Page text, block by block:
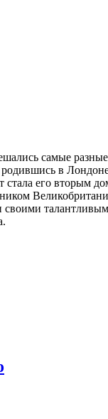
самые
в
его вторым